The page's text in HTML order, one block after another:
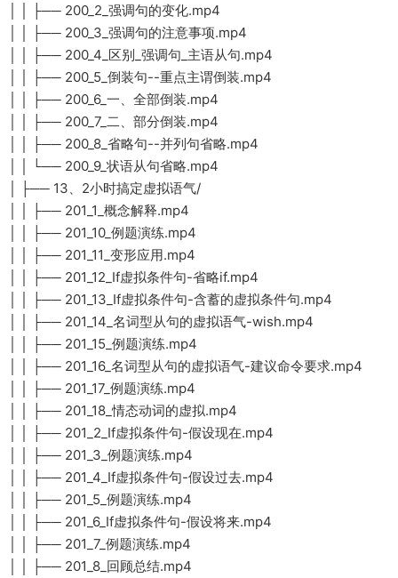
│ │ ├── 200_2_强调句的变化.mp4
│ │ ├── 200_3_强调句的注意事项.mp4
│ │ ├── 200_4_区别_强调句_主语从句.mp4
│ │ ├── 200_5_倒装句--重点主谓倒装.mp4
│ │ ├── 200_6_一、全部倒装.mp4
│ │ ├── 200_7_二、部分倒装.mp4
│ │ ├── 200_8_省略句--并列句省略.mp4
│ │ └── 200_9_状语从句省略.mp4
│ ├── 13、2小时搞定虚拟语气/
│ │ ├── 201_1_概念解释.mp4
│ │ ├── 201_10_例题演练.mp4
│ │ ├── 201_11_变形应用.mp4
│ │ ├── 201_12_If虚拟条件句-省略if.mp4
│ │ ├── 201_13_If虚拟条件句-含蓄的虚拟条件句.mp4
│ │ ├── 201_14_名词型从句的虚拟语气-wish.mp4
│ │ ├── 201_15_例题演练.mp4
│ │ ├── 201_16_名词型从句的虚拟语气-建议命令要求.mp4
│ │ ├── 201_17_例题演练.mp4
│ │ ├── 201_18_情态动词的虚拟.mp4
│ │ ├── 201_2_If虚拟条件句-假设现在.mp4
│ │ ├── 201_3_例题演练.mp4
│ │ ├── 201_4_If虚拟条件句-假设过去.mp4
│ │ ├── 201_5_例题演练.mp4
│ │ ├── 201_6_If虚拟条件句-假设将来.mp4
│ │ ├── 201_7_例题演练.mp4
│ │ ├── 201_8_回顾总结.mp4